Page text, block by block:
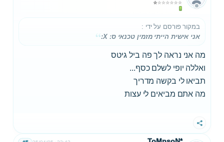
במקור פורסם על ידי :
אני אישית הייתי מזמין טכנאי ס: X:
מה אני נראה לך פה ביל גיטס
ואללה יופי לשלם כסף...
תביאו לי בקשה מדריך
מה אתם מביאים לי עצות
שתף